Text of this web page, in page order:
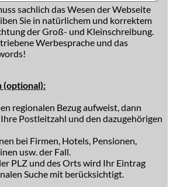
sachlich das Wesen der Webseite
Sie in natürlichem und korrektem
der Groß- und Kleinschreibung.
Werbesprache und das
(optional):
regionalen Bezug aufweist, dann
Postleitzahl und den dazugehörigen
bei Firmen, Hotels, Pensionen,
usw. der Fall.
PLZ und des Orts wird Ihr Eintrag
Suche mit berücksichtigt.